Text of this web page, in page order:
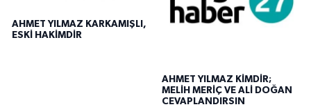
AHMET YILMAZ KARKAMIŞLI,
ESKİ HAKİMDİR
AHMET YILMAZ KİMDİR;
MELİH MERİÇ VE ALİ DOĞAN
CEVAPLANDIRSIN